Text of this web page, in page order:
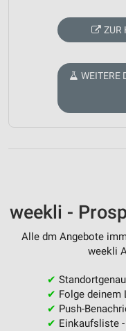
ZUR
WEITERE
weekli -
Alle dm Angebote
weekli
✔
✔ Folge deinem
✔ Push-
✔ Einkaufsliste